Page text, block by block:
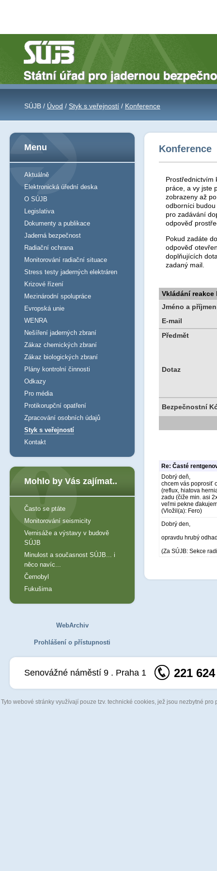
SÚJB / Úvod / Styk s veřejností / Konference
Konference
Prostřednictvím
práce, a vy jste
zobrazeny až
odborníci
pro zadávání
odpověď
Pokud zadáte
odpověď
doplňujících
zadaný mail.
Vkládání reakce
Jméno a
E-mail
Předmět
Dotaz
Bezpečnostní
Re: Časté
Dobrý deň,
chcem vás poprosiť
(reflux, hiatova
zadu (čiže min. asi
veľmi pekne
(Vložil(a): Fero)
Dobrý den,
opravdu hrubý
(Za SÚJB: Sekce
Menu
Aktuálně
Elektronická úřední deska
O SÚJB
Legislativa
Dokumenty a publikace
Jaderná bezpečnost
Radiační ochrana
Monitorování radiační situace
Stress testy jaderných elektráren
Krizové řízení
Mezinárodní spolupráce
Evropská unie
WENRA
Nešíření jaderných zbraní
Zákaz chemických zbraní
Zákaz biologických zbraní
Plány kontrolní činnosti
Odkazy
Pro média
Protikorupční opatření
Zpracování osobních údajů
Styk s veřejností
Kontakt
Mohlo by Vás zajímat..
Často se ptáte
Monitorování seismicity
Vernisáže a výstavy v budově
SÚJB
Minulost a současnost SÚJB... i
něco navíc...
Černobyl
Fukušima
WebArchiv
Prohlášení o přístupnosti
Senovážné náměstí 9 . Praha 1 221
Tyto webové stránky využívají pouze tzv. technické cookies, jež jsou nezbytné